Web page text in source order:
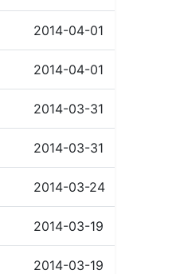
2014-04-01
2014-04-01
2014-03-31
2014-03-31
2014-03-24
2014-03-19
2014-03-19